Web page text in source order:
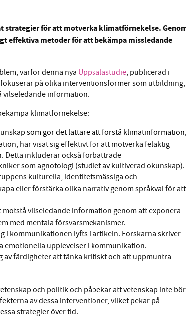
strategier för att motverka klimatförnekelse.
effektiva metoder för att bekämpa missledande
varför denna nya Uppsalastudie, publicerad i
på olika interventionsformer som utbildning,
vilseledande information.
klimatförnekelse:
som gör det lättare att förstå klimatinformation,
har visat sig effektivt för att motverka felaktig
Detta inkluderar också förbättrade
som agnotologi (studiet av kultiverad okunskap).
kulturella, identitetsmässiga och
eller förstärka olika narrativ genom språkval för att
vilseledande information genom att exponera
med mentala försvarsmekanismer.
i kommunikationen lyfts i artikeln. Forskarna skriver
emotionella upplevelser i kommunikation.
av färdigheter att tänka kritiskt och att uppmuntra
och politik och påpekar att vetenskap inte bör
av dessa interventioner, vilket pekar på
strategier över tid.
och granskningar. Nu vill vi utveckla
och vi hoppas att du vill hjälpa oss.
Stötta vårt arbete genom att swisha en slant till
1231368703
Läs vad vi vill göra